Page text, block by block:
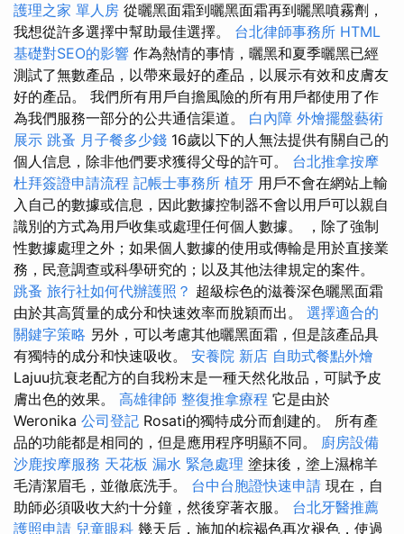
護理之家 單人房 從曬黑面霜到曬黑面霜再到曬黑噴霧劑，
我想從許多選擇中幫助最佳選擇。 台北律師事務所 HTML
基礎對SEO的影響 作為熱情的事情，曬黑和夏季曬黑已經
測試了無數產品，以帶來最好的產品，以展示有效和皮膚友
好的產品。 我們所有用戶自擔風險的所有用戶都使用了作
為我們服務一部分的公共通信渠道。 白內障 外燴擺盤藝術
展示 跳蚤 月子餐多少錢 16歲以下的人無法提供有關自己的
個人信息，除非他們要求獲得父母的許可。 台北推拿按摩
杜拜簽證申請流程 記帳士事務所 植牙 用戶不會在網站上輸
入自己的數據或信息，因此數據控制器不會以用戶可以親自
識別的方式為用戶收集或處理任何個人數據。 ，除了強制
性數據處理之外；如果個人數據的使用或傳輸是用於直接業
務，民意調查或科學研究的；以及其他法律規定的案件。
跳蚤 旅行社如何代辦護照？ 超級棕色的滋養深色曬黑面霜
由於其高質量的成分和快速效率而脫穎而出。 選擇適合的
關鍵字策略 另外，可以考慮其他曬黑面霜，但是該產品具
有獨特的成分和快速吸收。 安養院 新店 自助式餐點外燴
Lajuu抗衰老配方的自我粉末是一種天然化妝品，可賦予皮
膚出色的效果。 高雄律師 整復推拿療程 它是由於
Weronika 公司登記 Rosati的獨特成分而創建的。 所有產
品的功能都是相同的，但是應用程序明顯不同。 廚房設備
沙鹿按摩服務 天花板 漏水 緊急處理 塗抹後，塗上濕棉羊
毛清潔眉毛，並徹底洗手。 台中台胞證快速申請 現在，自
助師必須吸收大約十分鐘，然後穿著衣服。 台北牙醫推薦
護照申請 兒童眼科 幾天后，施加的棕褐色再次褪色，使過